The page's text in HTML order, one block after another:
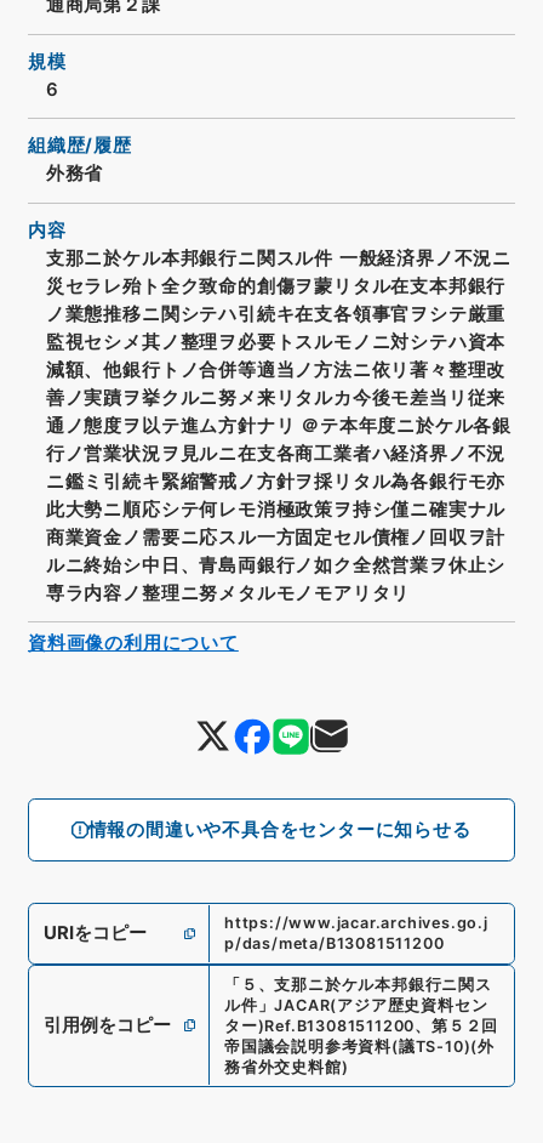
情報の間違いや不具合をセンターに知らせる
通商局第２課
規模
6
組織歴/履歴
外務省
内容
支那ニ於ケル本邦銀行ニ関スル件 一般経済界ノ不況ニ
災セラレ殆ト全ク致命的創傷ヲ蒙リタル在支本邦銀行
ノ業態推移ニ関シテハ引続キ在支各領事官ヲシテ厳重
監視セシメ其ノ整理ヲ必要トスルモノニ対シテハ資本
減額、他銀行トノ合併等適当ノ方法ニ依リ著々整理改
善ノ実蹟ヲ挙クルニ努メ来リタルカ今後モ差当リ従来
通ノ態度ヲ以テ進ム方針ナリ ＠テ本年度ニ於ケル各銀
行ノ営業状況ヲ見ルニ在支各商工業者ハ経済界ノ不況
ニ鑑ミ引続キ緊縮警戒ノ方針ヲ採リタル為各銀行モ亦
此大勢ニ順応シテ何レモ消極政策ヲ持シ僅ニ確実ナル
商業資金ノ需要ニ応スル一方固定セル債権ノ回収ヲ計
ルニ終始シ中日、青島両銀行ノ如ク全然営業ヲ休止シ
専ラ内容ノ整理ニ努メタルモノモアリタリ
URIをコピー
https://www.jacar.archives.go.j
p/das/meta/B13081511200
引用例をコピー
「 ５、支那ニ於ケル本邦銀行ニ関ス
ル件 」JACAR(アジア歴史資料セン
ター)Ref. B13081511200、第５２回
帝国議会説明参考資料(議TS-10)(外
務省外交史料館)
資料画像の利用について